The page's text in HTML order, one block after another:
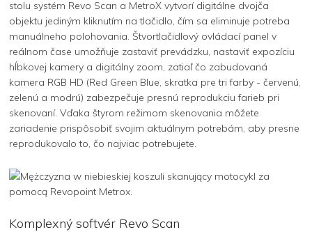
stolu systém Revo Scan a MetroX vytvorí digitálne dvojča
objektu jediným kliknutím na tlačidlo, čím sa eliminuje potreba
manuálneho polohovania. Štvortlačidlový ovládací panel v
reálnom čase umožňuje zastaviť prevádzku, nastaviť expozíciu
hĺbkovej kamery a digitálny zoom, zatiaľ čo zabudovaná
kamera RGB HD (Red Green Blue, skratka pre tri farby - červenú,
zelenú a modrú) zabezpečuje presnú reprodukciu farieb pri
skenovaní. Vďaka štyrom režimom skenovania môžete
zariadenie prispôsobiť svojim aktuálnym potrebám, aby presne
reprodukovalo to, čo najviac potrebujete.
Komplexný softvér Revo Scan